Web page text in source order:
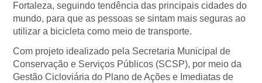
Fortaleza, seguindo tendência das principais cidades do
mundo, para que as pessoas se sintam mais seguras ao
utilizar a bicicleta como meio de transporte.
Com projeto idealizado pela Secretaria Municipal de
Conservação e Serviços Públicos (SCSP), por meio da
Gestão Cicloviária do Plano de Ações e Imediatas de